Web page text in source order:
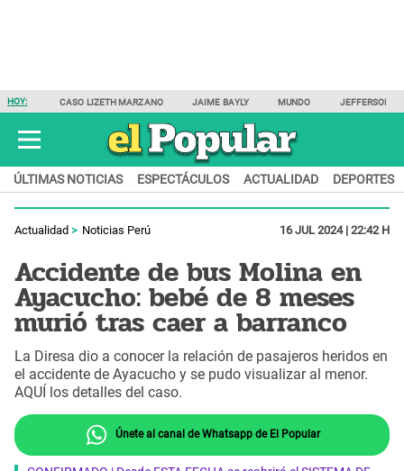
HOY: CASO LIZETH MARZANO JAIME BAYLY MUNDO JEFFERSON
ÚLTIMAS NOTICIAS ESPECTÁCULOS ACTUALIDAD DEPORTES
Actualidad Noticias Perú 16 JUL 2024 | 22:42 H
Accidente de bus Molina en
Ayacucho: bebé de 8 meses
murió tras caer a barranco
La Diresa dio a conocer la relación de pasajeros heridos en
el accidente de Ayacucho y se pudo visualizar al menor.
AQUÍ los detalles del caso.
Únete al canal de Whatsapp de El Popular